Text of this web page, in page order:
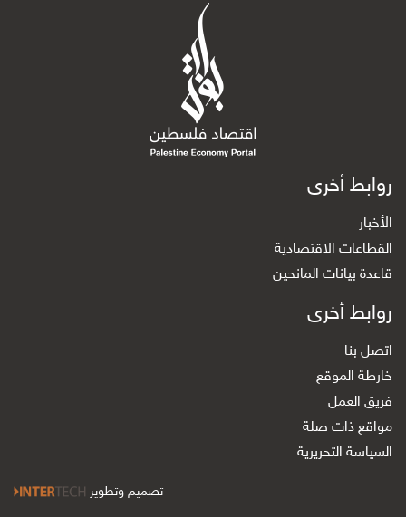
روابط أخرى
الأخبار
القطاعات الاقتصادية
قاعدة بيانات المانحين
روابط أخرى
اتصل بنا
خارطة الموقع
فريق العمل
مواقع ذات صلة
السياسة التحريرية
تصميم وتطوير